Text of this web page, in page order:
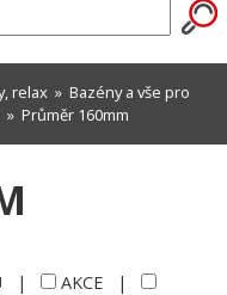
relax » Bazény a vše pro
» Průměr 160mm
| AKCE |